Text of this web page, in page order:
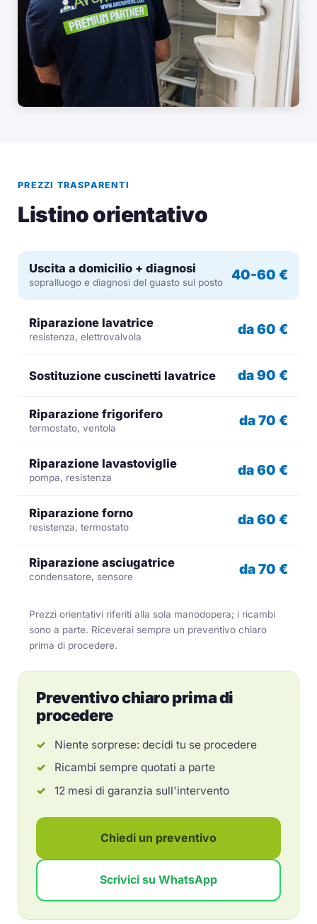
PREZZI TRASPARENTI
Listino orientativo
Uscita a domicilio + diagnosi
sopralluogo e diagnosi del guasto sul posto 40-60 €
Riparazione lavatrice
resistenza, elettrovalvola da 60 €
Sostituzione cuscinetti lavatrice da 90 €
Riparazione frigorifero
termostato, ventola da 70 €
Riparazione lavastoviglie
pompa, resistenza da 60 €
Riparazione forno
resistenza, termostato da 60 €
Riparazione asciugatrice
condensatore, sensore da 70 €
Prezzi orientativi riferiti alla sola manodopera; i ricambi
sono a parte. Riceverai sempre un preventivo chiaro
prima di procedere.
Preventivo chiaro prima di
procedere
Niente sorprese: decidi tu se procedere
Ricambi sempre quotati a parte
12 mesi di garanzia sull'intervento
Chiedi un preventivo
Scrivici su WhatsApp